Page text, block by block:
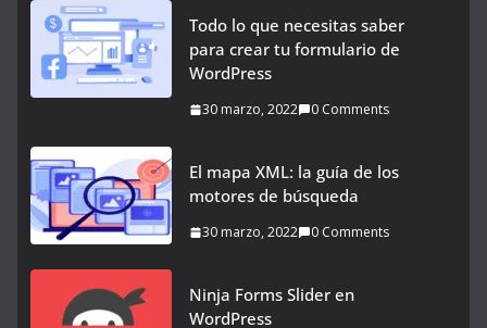
Todo lo que necesitas saber
para crear tu formulario de
WordPress
30 marzo, 2022 0 Comments
El mapa XML: la guía de los
motores de búsqueda
30 marzo, 2022 0 Comments
Ninja Forms Slider en
WordPress